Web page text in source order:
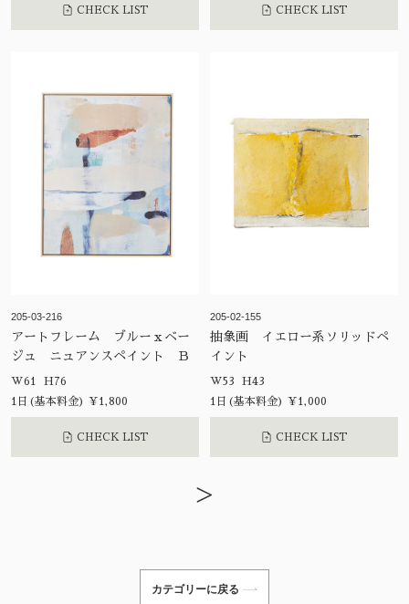
CHECK LIST CHECK LIST
205-03-216
アートフレーム ブルーｘベー
ジュ ニュアンスペイント Ｂ
W61 H76
1日(基本料金) ¥1,800
CHECK LIST
205-02-155
抽象画 イエロー系ソリッドペ
イント
W53 H43
1日(基本料金) ¥1,000
CHECK LIST
>
カテゴリーに戻る